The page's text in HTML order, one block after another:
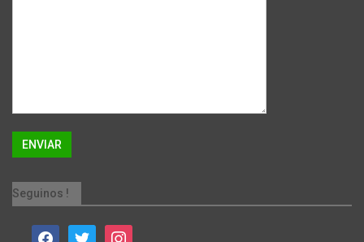
Seguinos !
facebooktwitter instagram